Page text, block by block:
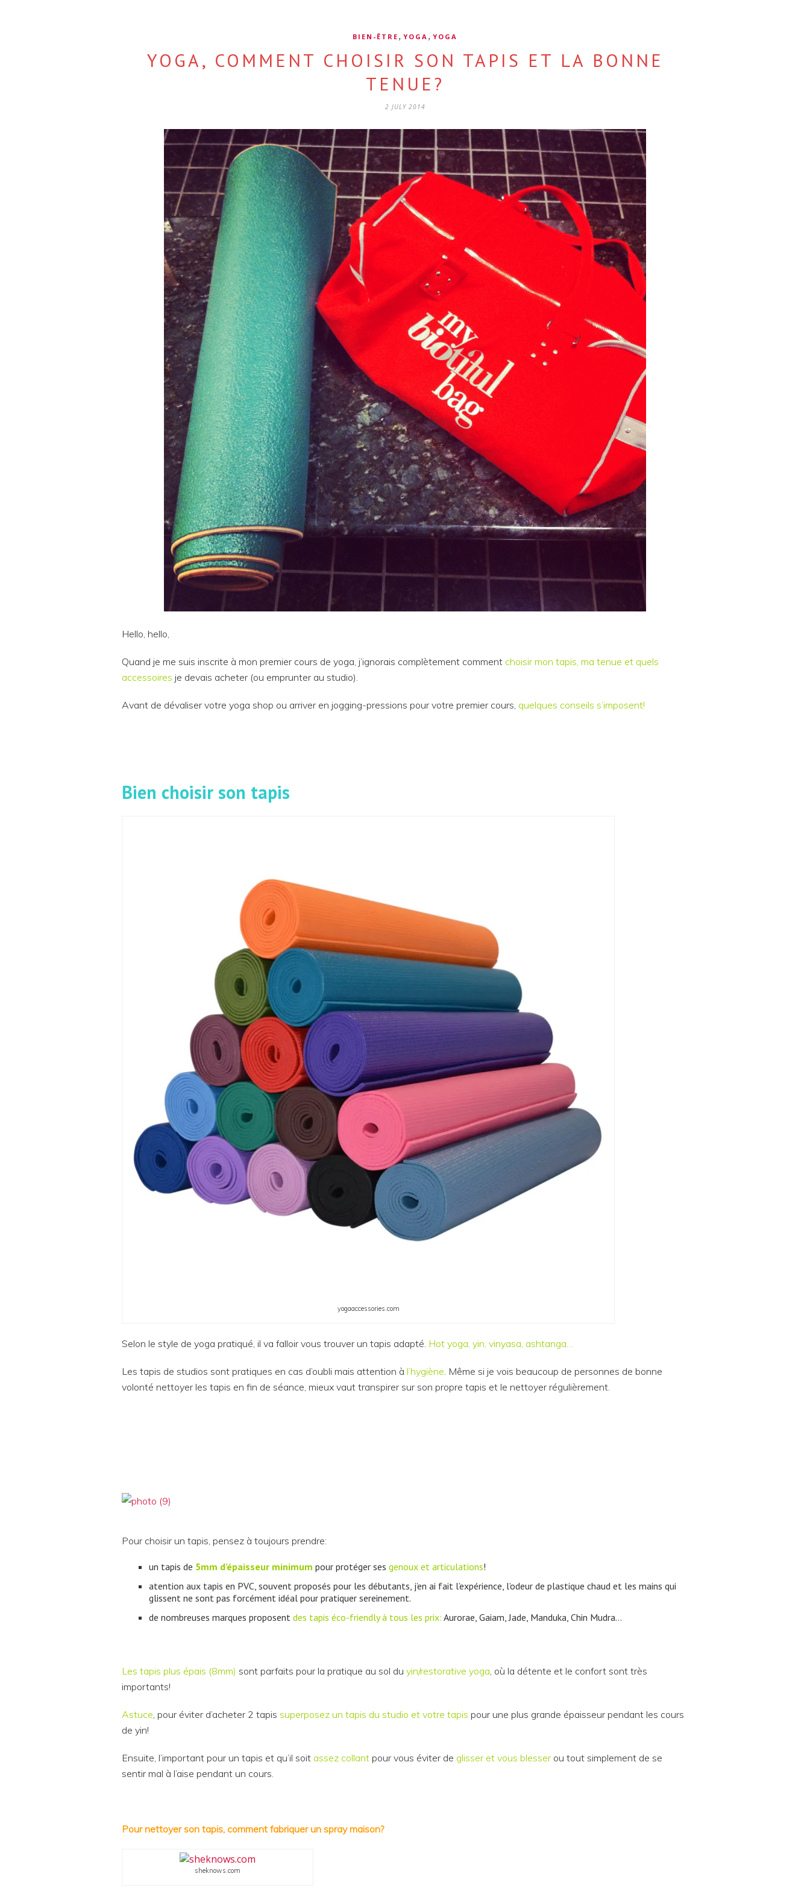
BIEN-ÊTRE , YOGA , YOGA
YOGA, COMMENT CHOISIR SON TAPIS ET LA BONNE
TENUE?
2 JULY 2014
Hello, hello,
Quand je me suis inscrite à mon premier cours de yoga, j’ignorais complètement comment choisir mon tapis, ma tenue et quels
accessoires je devais acheter (ou emprunter au studio).
Avant de dévaliser votre yoga shop ou arriver en jogging-pressions pour votre premier cours, quelques conseils s’imposent!
Bien choisir son tapis
yogaaccessories.com
Selon le style de yoga pratiqué, il va falloir vous trouver un tapis adapté. Hot yoga, yin, vinyasa, ashtanga…
Les tapis de studios sont pratiques en cas d’oubli mais attention à l’hygiène . Même si je vois beaucoup de personnes de bonne
volonté nettoyer les tapis en fin de séance, mieux vaut transpirer sur son propre tapis et le nettoyer régulièrement.
Pour choisir un tapis, pensez à toujours prendre:
un tapis de 5mm d’épaisseur minimum pour protéger ses genoux et articulations!
atention aux tapis en PVC, souvent proposés pour les débutants, j’en ai fait l’expérience, l’odeur de plastique chaud et les mains qui
glissent ne sont pas forcément idéal pour pratiquer sereinement.
de nombreuses marques proposent des tapis éco-friendly à tous les prix: Aurorae, Gaiam, Jade, Manduka, Chin Mudra…
Les tapis plus épais (8mm) sont parfaits pour la pratique au sol du yin/restorative yoga , où la détente et le confort sont très
importants!
Astuce , pour éviter d’acheter 2 tapis superposez un tapis du studio et votre tapis pour une plus grande épaisseur pendant les cours
de yin!
Ensuite, l’important pour un tapis et qu’il soit assez collant pour vous éviter de glisser et vous blesser ou tout simplement de se
sentir mal à l’aise pendant un cours.
Pour nettoyer son tapis, comment fabriquer un spray maison?
sheknows.com